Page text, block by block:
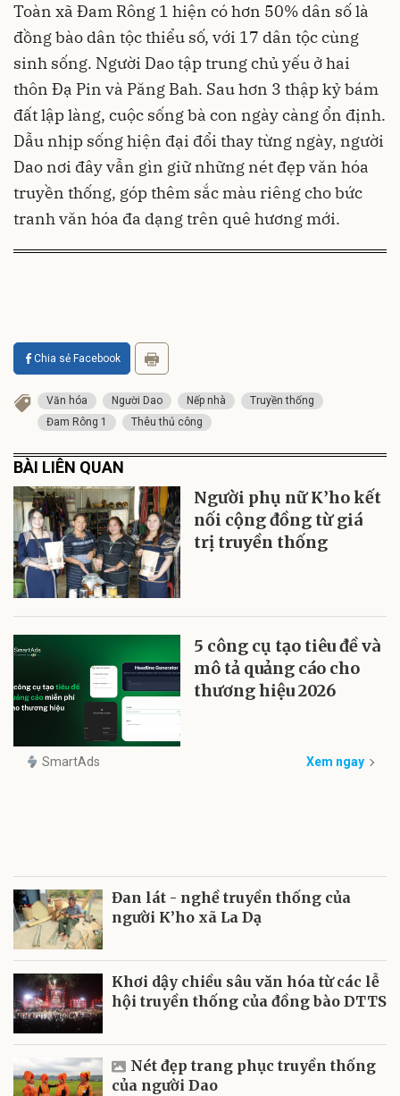
Toàn xã Đam Rông 1 hiện có hơn 50% dân số là
đồng bào dân tộc thiểu số, với 17 dân tộc cùng
sinh sống. Người Dao tập trung chủ yếu ở hai
thôn Đạ Pin và Păng Bah. Sau hơn 3 thập kỷ bám
đất lập làng, cuộc sống bà con ngày càng ổn định.
Dẫu nhịp sống hiện đại đổi thay từng ngày, người
Dao nơi đây vẫn gìn giữ những nét đẹp văn hóa
truyền thống, góp thêm sắc màu riêng cho bức
tranh văn hóa đa dạng trên quê hương mới.
Chia sẻ Facebook
Văn hóa Người Dao Nếp nhà
Truyền thống
Đam Rông 1
Thêu thủ công
BÀI LIÊN QUAN
Người phụ nữ K’ho kết
nối cộng đồng từ giá
trị truyền thống
5 công cụ tạo tiêu đề và
mô tả quảng cáo cho
thương hiệu 2026
SmartAds Xem ngay
Đan lát - nghề truyền thống của
người K’ho xã La Dạ
Khơi dậy chiều sâu văn hóa từ các lễ
hội truyền thống của đồng bào DTTS
Nét đẹp trang phục truyền thống
của người Dao